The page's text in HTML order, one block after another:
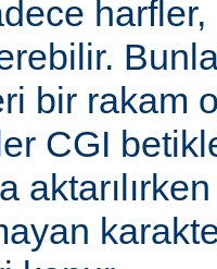
bir rakam
CGI